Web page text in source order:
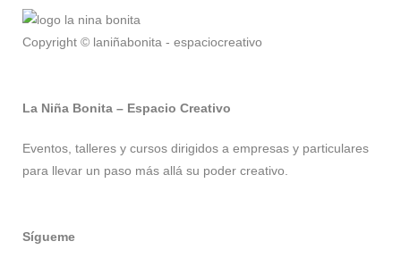
Copyright © laniñabonita - espaciocreativo
La Niña Bonita – Espacio Creativo
Eventos, talleres y cursos dirigidos a empresas y particulares
para llevar un paso más allá su poder creativo.
Sígueme